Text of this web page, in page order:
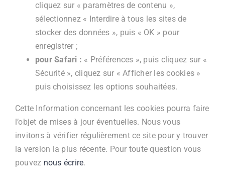
cliquez sur « paramètres de contenu »,
sélectionnez « Interdire à tous les sites de
stocker des données », puis « OK » pour
enregistrer ;
pour Safari : « Préférences », puis cliquez sur «
Sécurité », cliquez sur « Afficher les cookies »
puis choisissez les options souhaitées.
Cette Information concernant les cookies pourra faire
l’objet de mises à jour éventuelles. Nous vous
invitons à vérifier régulièrement ce site pour y trouver
la version la plus récente. Pour toute question vous
pouvez nous écrire.